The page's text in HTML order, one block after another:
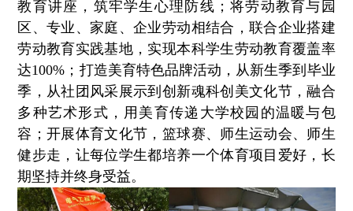
教育讲座，筑牢学生心理防线；将劳动教育与园
区、专业、家庭、企业劳动相结合，联合企业搭建
劳动教育实践基地，实现本科学生劳动教育覆盖率
达100%；打造美育特色品牌活动，从新生季到毕业
季，从社团风采展示到创新魂科创美文化节，融合
多种艺术形式，用美育传递大学校园的温暖与包
容；开展体育文化节，篮球赛、师生运动会、师生
健步走，让每位学生都培养一个体育项目爱好，长
期坚持并终身受益。